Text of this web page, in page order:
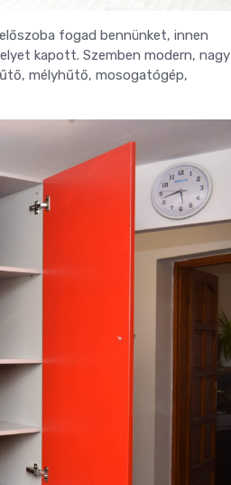
fogad bennünket, innen
kapott. Szemben modern, nagy
mélyhűtő, mosogatógép,